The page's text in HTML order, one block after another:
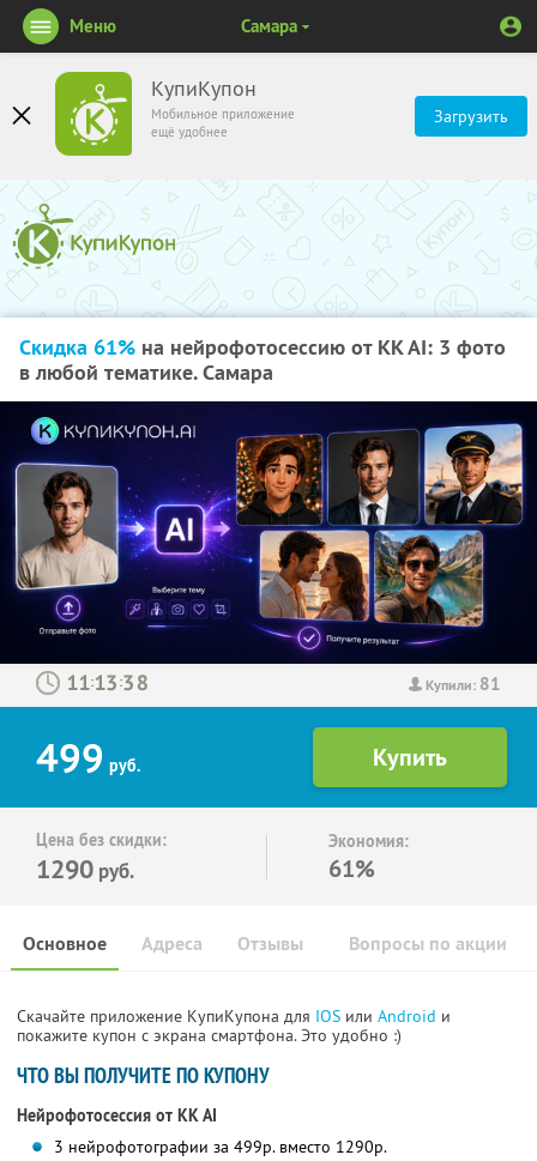
КупиКупон
Мобильное приложение
ещё удобнее
Загрузить
Меню Самара
Скидка 61% на нейрофотосессию от KK AI: 3 фото
в любой тематике. Самара
Купили: 81
: :
499 руб.
Цена без скидки:
1290 руб.
Экономия:
61%
Основное Отзывы Вопросы по акции
Адреса
Скачайте приложение КупиКупона для IOS или Android и
покажите купон с экрана смартфона. Это удобно :)
ЧТО ВЫ ПОЛУЧИТЕ ПО КУПОНУ
Нейрофотосессия от KK AI
3 нейрофотографии за 499р. вместо 1290р.